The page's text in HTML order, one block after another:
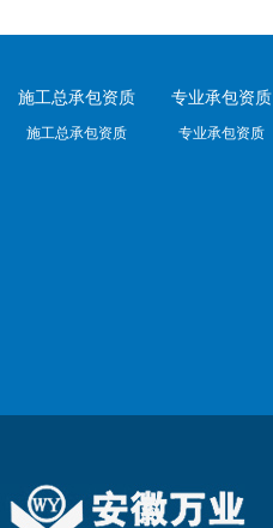
施工总承包资质
施工总承包资质
专业承包资质
专业承包资质